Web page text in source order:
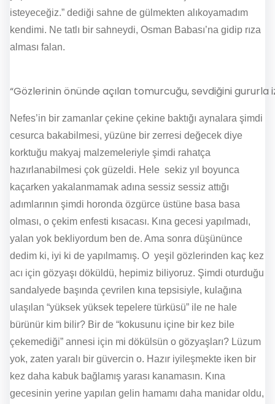
isteyeceğiz.” dediği sahne de gülmekten alıkoyamadım
kendimi. Ne tatlı bir sahneydi, Osman Babası’na gidip rıza
alması falan.
“Gözlerinin önünde açılan tomurcuğu, sevdiğini gururla
Nefes’in bir zamanlar çekine çekine baktığı aynalara şimdi
cesurca bakabilmesi, yüzüne bir zerresi değecek diye
korktuğu makyaj malzemeleriyle şimdi rahatça
hazırlanabilmesi çok güzeldi. Hele sekiz yıl boyunca
kaçarken yakalanmamak adına sessiz sessiz attığı
adımlarının şimdi horonda özgürce üstüne basa basa
olması, o çekim enfesti kısacası. Kına gecesi yapılmadı,
yalan yok bekliyordum ben de. Ama sonra düşününce
dedim ki, iyi ki de yapılmamış. O yeşil gözlerinden kaç kez
acı için gözyaşı döküldü, hepimiz biliyoruz. Şimdi oturduğu
sandalyede başında çevrilen kına tepsisiyle, kulağına
ulaşılan “yüksek yüksek tepelere türküsü” ile ne hale
bürünür kim bilir? Bir de “kokusunu içine bir kez bile
çekemediği” annesi için mi dökülsün o gözyaşları? Lüzum
yok, zaten yaralı bir güvercin o. Hazır iyileşmekte iken bir
kez daha kabuk bağlamış yarası kanamasın. Kına
gecesinin yerine yapılan gelin hamamı daha manidar oldu,